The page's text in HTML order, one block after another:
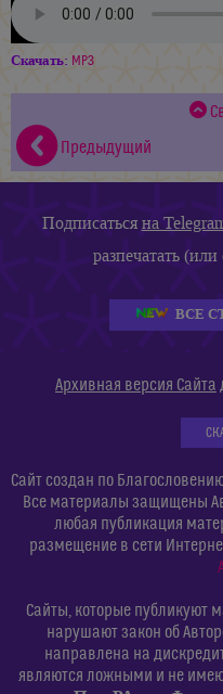
Скачать: MP3
Предыдущий
Подписатьсяна
разпечатать
ВСЕ
Архивная версия Сайта
Сайт создан по
Все материалы защищены
любая публикация
размещение в сети
Сайты, которые публикуют
нарушают закон об
направлена на
являются ложными и не